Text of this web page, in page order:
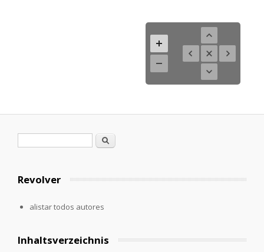
Formulario de búsqueda
Buscar
Revolver
alistar todos autores
Inhaltsverzeichnis